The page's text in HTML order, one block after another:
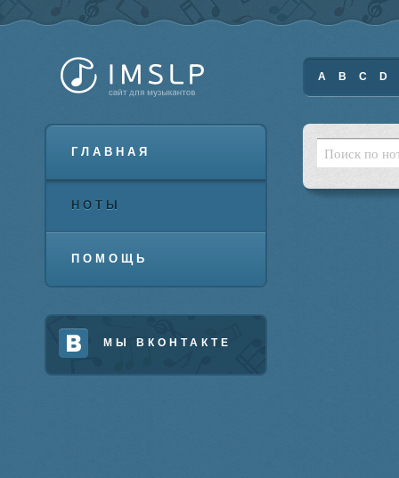
ГЛАВНАЯ
НОТЫ
ПОМОЩЬ
МЫ ВКОНТАКТЕ
A B C D